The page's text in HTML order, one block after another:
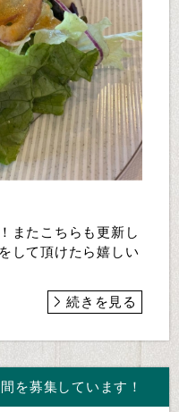
またこちらも更新し
して頂けたら嬉しい
続きを見る
を募集しています！